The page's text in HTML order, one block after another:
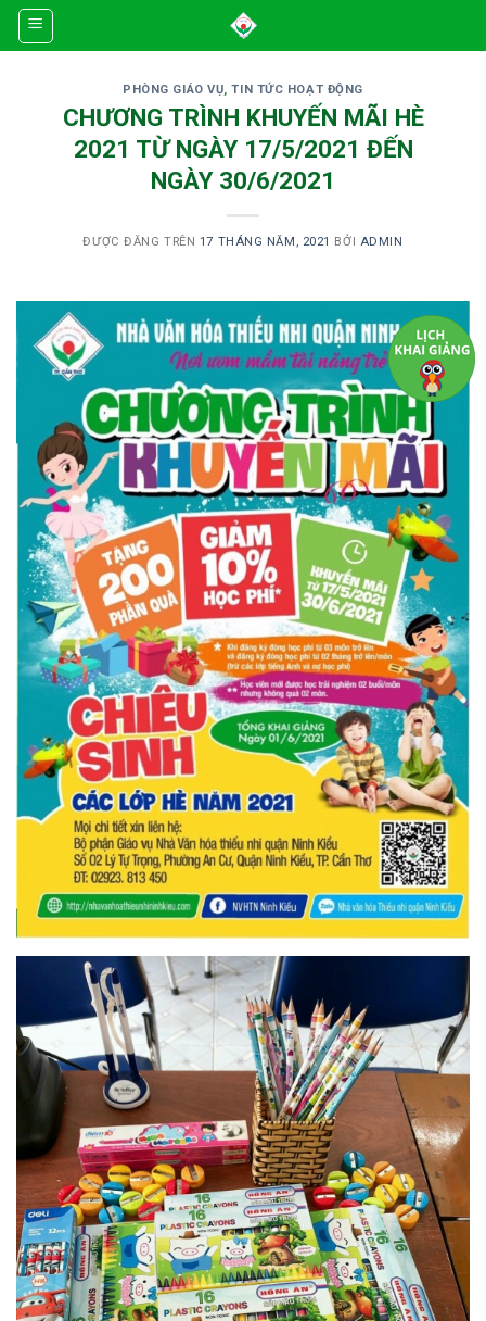
Skip
PHÒNG GIÁO VỤ,TIN TỨC HOẠT ĐỘNG
CHƯƠNG TRÌNH KHUYẾN MÃI HÈ
2021 TỪ NGÀY 17/5/2021 ĐẾN
NGÀY 30/6/2021
ĐƯỢC ĐĂNG TRÊN 17 THÁNG NĂM, 2021 BỞI ADMIN